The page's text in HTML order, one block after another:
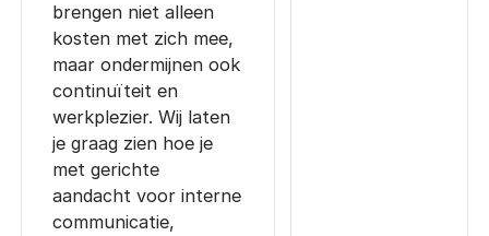
brengen niet alleen
kosten met zich mee,
maar ondermijnen ook
continuïteit en
werkplezier. Wij laten
je graag zien hoe je
met gerichte
aandacht voor interne
communicatie,